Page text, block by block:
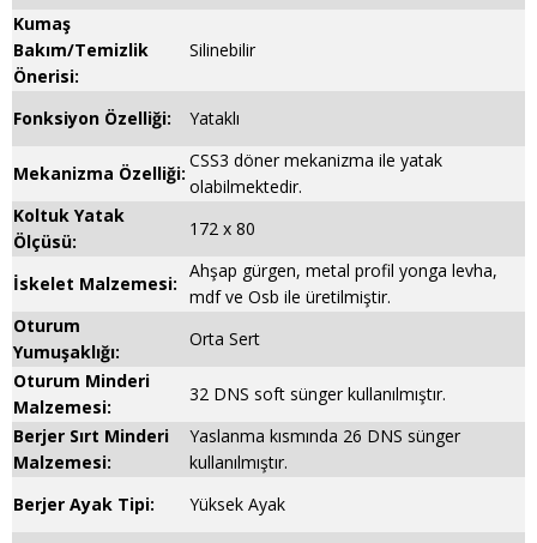
Kumaş
Bakım/Temizlik
Önerisi:
Silinebilir
Fonksiyon Özelliği: Yataklı
Mekanizma Özelliği:
CSS3 döner mekanizma ile yatak
olabilmektedir.
Koltuk Yatak
Ölçüsü:
172 x 80
İskelet Malzemesi:
Ahşap gürgen, metal profil yonga levha,
mdf ve Osb ile üretilmiştir.
Oturum
Yumuşaklığı:
Orta Sert
Oturum Minderi
Malzemesi:
32 DNS soft sünger kullanılmıştır.
Berjer Sırt Minderi
Malzemesi:
Yaslanma kısmında 26 DNS sünger
kullanılmıştır.
Berjer Ayak Tipi:
Yüksek Ayak